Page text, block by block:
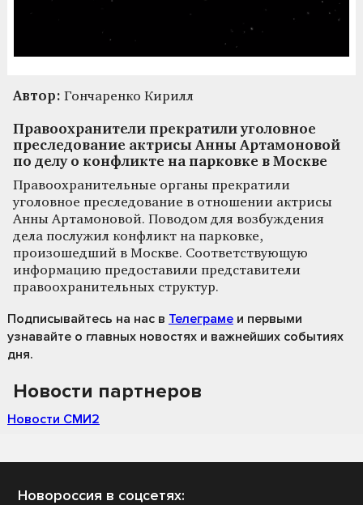
Автор: Гончаренко Кирилл
Правоохранители прекратили уголовное
преследование актрисы Анны Артамоновой
по делу о конфликте на парковке в Москве
Правоохранительные органы прекратили
уголовное преследование в отношении актрисы
Анны Артамоновой. Поводом для возбуждения
дела послужил конфликт на парковке,
произошедший в Москве. Соответствующую
информацию предоставили представители
правоохранительных структур.
Подписывайтесь на нас в Телеграме и первыми
узнавайте о главных новостях и важнейших событиях
дня.
Новости партнеров
Новости СМИ2
Новороссия в соцсетях: